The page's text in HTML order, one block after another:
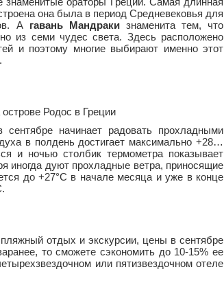
она была в период Средневековья для
А гавань Мандракизнаменита тем, что
из семи чудес света. Здесь расположено
и поэтому многие выбирают именно этот
начинает радовать прохладными
в полдень достигает максимально +28…
и ночью столбик термометра показывает
иногда дуют прохладные ветра, приносящие
до +27°С в начале месяца и уже в конце
отдых и экскурсии, цены в сентябре
то сможете сэкономить до 10-15% ее
или пятизвездочном отеле